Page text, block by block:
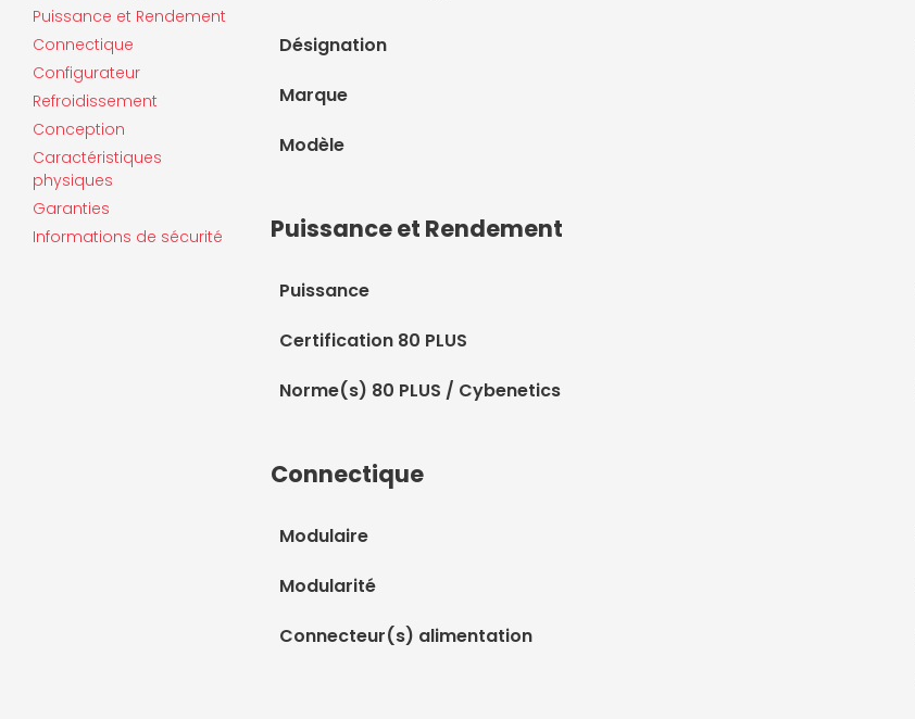
Puissance et Rendement
Connectique
Configurateur
Refroidissement
Conception
Caractéristiques
physiques
Garanties
Informations de sécurité
Désignation
Marque
Modèle
Puissance et Rendement
Puissance
Certification 80 PLUS
Norme(s) 80 PLUS / Cybenetics
Connectique
Modulaire
Modularité
Connecteur(s) alimentation